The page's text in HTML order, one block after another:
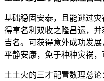
基础稳固安泰，且能逃过
得享名利双收之隆昌运，
吉名。可获得意外成功发展
平静安康，免于种种灾祸
土土火的三才配置数理总论